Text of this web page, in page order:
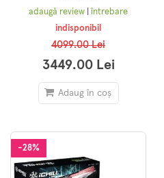
adaugă review |întrebare
indisponibil
4099.00 Lei
3449.00 Lei
Adaug în coș
-28%